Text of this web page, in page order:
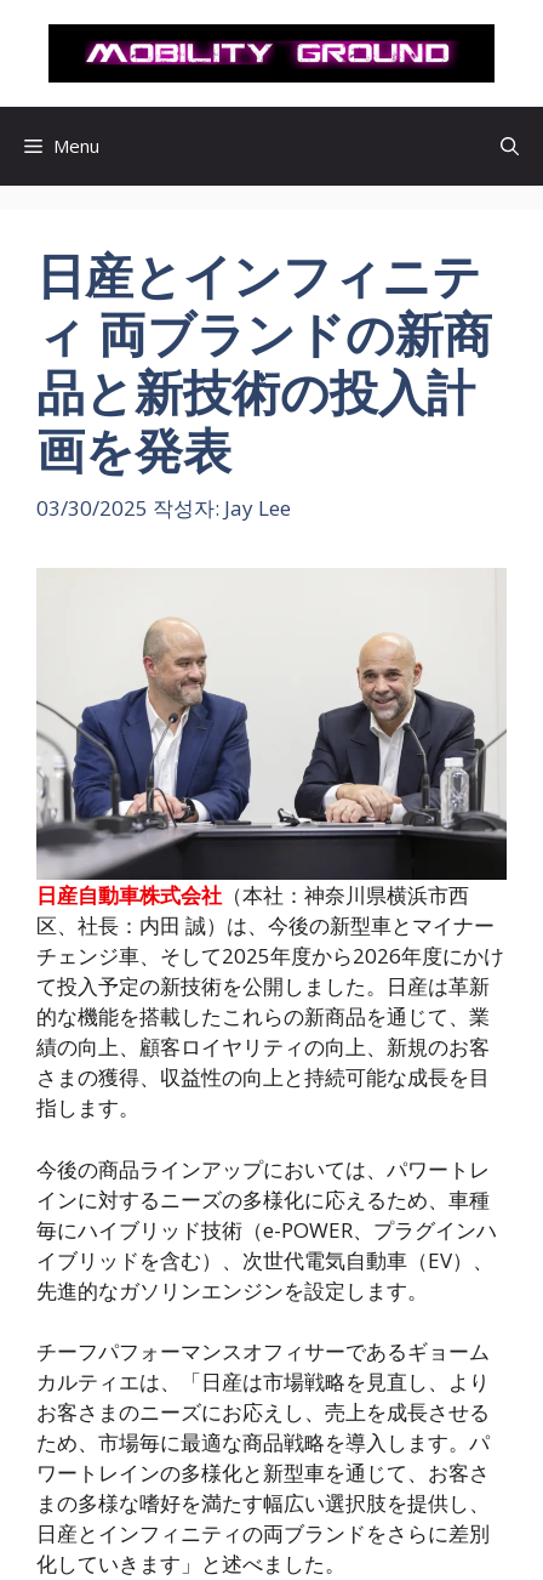
로
Menu
日産とインフィニテ
ィ 両ブランドの新商
品と新技術の投入計
画を発表
03/30/2025 작성자: Jay Lee
日産自動車株式会社 （本社：神奈川県横浜市西
区、社長：内田 誠）は、今後の新型車とマイナー
チェンジ車、そして2025年度から2026年度にかけ
て投入予定の新技術を公開しました。日産は革新
的な機能を搭載したこれらの新商品を通じて、業
績の向上、顧客ロイヤリティの向上、新規のお客
さまの獲得、収益性の向上と持続可能な成長を目
指します。
今後の商品ラインアップにおいては、パワートレ
インに対するニーズの多様化に応えるため、車種
毎にハイブリッド技術（e-POWER、プラグインハ
イブリッドを含む）、次世代電気自動車（EV）、
先進的なガソリンエンジンを設定します。
チーフパフォーマンスオフィサーであるギョーム
カルティエは、「日産は市場戦略を見直し、より
お客さまのニーズにお応えし、売上を成長させる
ため、市場毎に最適な商品戦略を導入します。パ
ワートレインの多様化と新型車を通じて、お客さ
まの多様な嗜好を満たす幅広い選択肢を提供し、
日産とインフィニティの両ブランドをさらに差別
化していきます」と述べました。